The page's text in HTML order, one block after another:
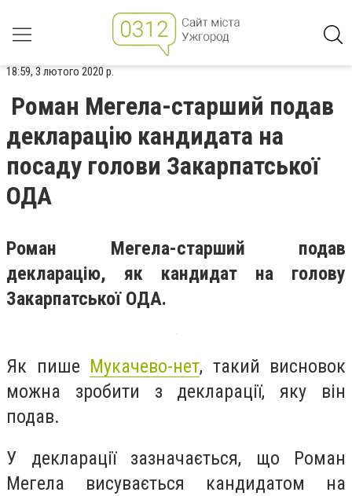
18:59, 3 лютого 2020 р.
Роман Мегела-старший подав
декларацію кандидата на
посаду голови Закарпатської
ОДА
Роман Мегела-старший подав
декларацію, як кандидат на голову
Закарпатської ОДА.
Як пише Мукачево-нет, такий висновок
можна зробити з декларації, яку він
подав.
У декларації зазначається, що Роман
Мегела висувається кандидатом на